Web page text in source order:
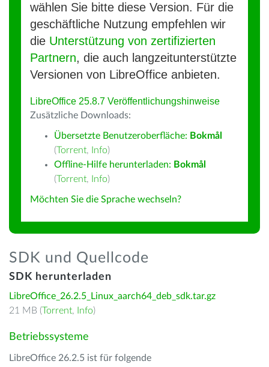
wählen Sie bitte diese Version. Für die
geschäftliche Nutzung empfehlen wir
die Unterstützung von zertifizierten
Partnern, die auch langzeitunterstützte
Versionen von LibreOffice anbieten.
LibreOffice 25.8.7 Veröffentlichungshinweise
Zusätzliche Downloads:
Übersetzte Benutzeroberfläche: Bokmål
(Torrent, Info)
Offline-Hilfe herunterladen: Bokmål
(Torrent, Info)
Möchten Sie die Sprache wechseln?
SDK und Quellcode
SDK herunterladen
LibreOffice_26.2.5_Linux_aarch64_deb_sdk.tar.gz
21 MB (Torrent, Info)
Betriebssysteme
LibreOffice 26.2.5 ist für folgende